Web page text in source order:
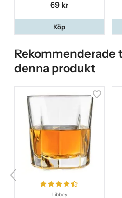
69 kr
Köp
Rekommenderade
denna produkt
Libbey